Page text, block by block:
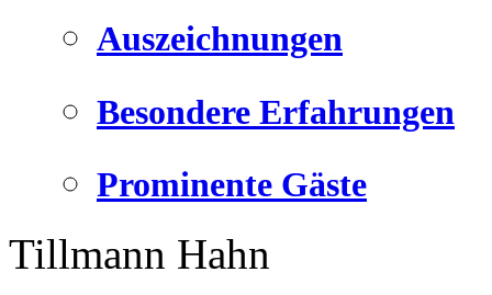
Auszeichnungen
Besondere Erfahrungen
Prominente Gäste
Tillmann Hahn